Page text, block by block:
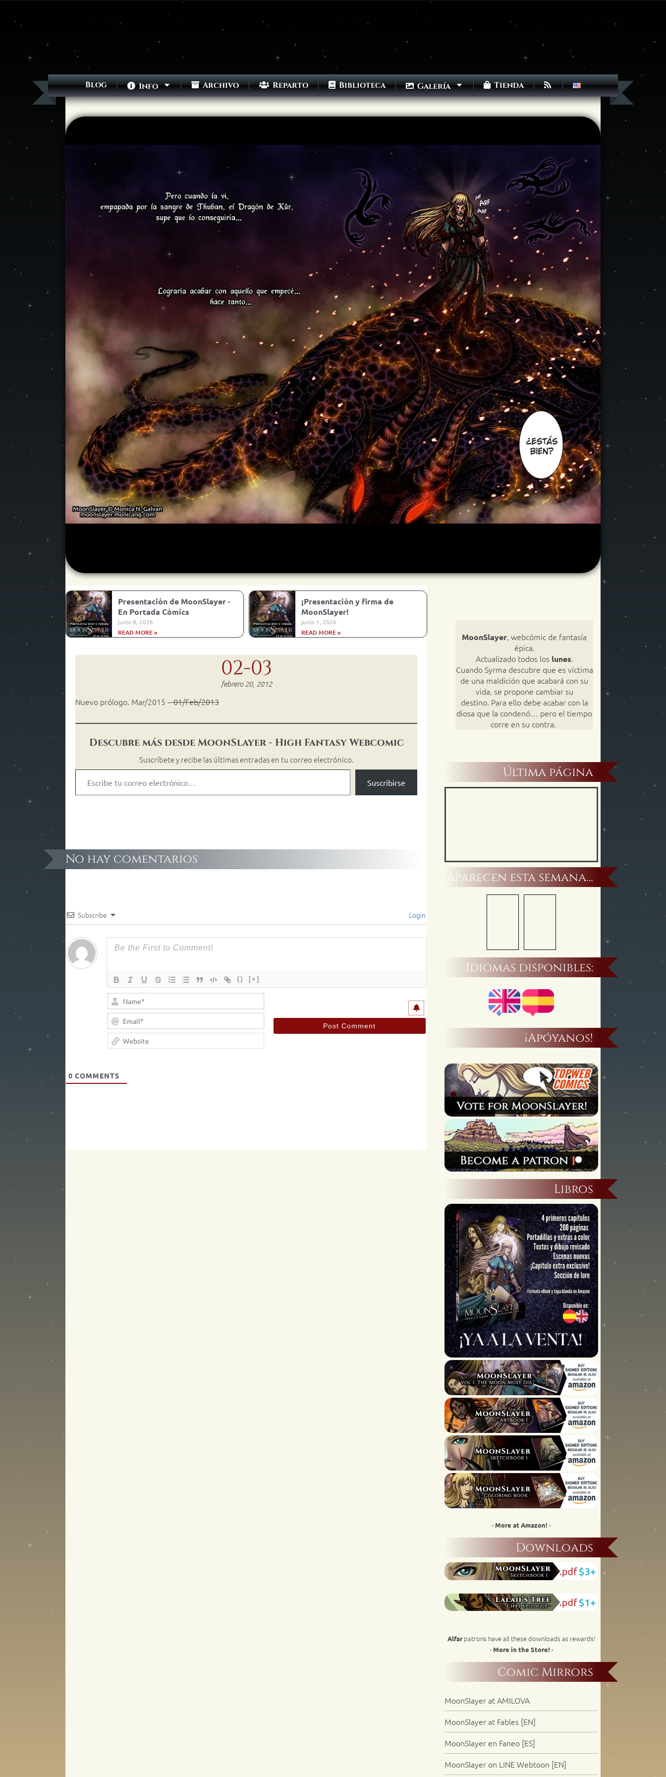
Blog Info Archivo Reparto Biblioteca Galería Tienda
Presentación de MoonSlayer ·
En Portada Cómics
junio 8, 2026
READ MORE »
¡Presentación y firma de
MoonSlayer!
junio 1, 2026
READ MORE »
02-03
febrero 20, 2012
Nuevo prólogo. Mar/2015 –01/Feb/2013
Descubre más desde MoonSlayer - High Fantasy Webcomic
Suscríbete y recibe las últimas entradas en tu correo electrónico.
Suscribirse
No hay comentarios
Subscribe Login
{} [+]
Email*
Website
0 COMMENTS
MoonSlayer, webcómic de fantasía
épica.
Actualizado todos los lunes.
Cuando Syrma descubre que es víctima
de una maldición que acabará con su
vida, se propone cambiar su
destino. Para ello debe acabar con la
diosa que la condenó… pero el tiempo
corre en su contra.
Última página
Aparecen esta semana…
Idiomas disponibles:
¡Apóyanos!
Libros
· More at Amazon! ·
Downloads
Alfarpatrons have all these downloads as rewards!
· More in the Store! ·
Comic Mirrors
MoonSlayer at AMILOVA
MoonSlayer at Fables [EN]
MoonSlayer en Faneo [ES]
MoonSlayer on LINE Webtoon [EN]